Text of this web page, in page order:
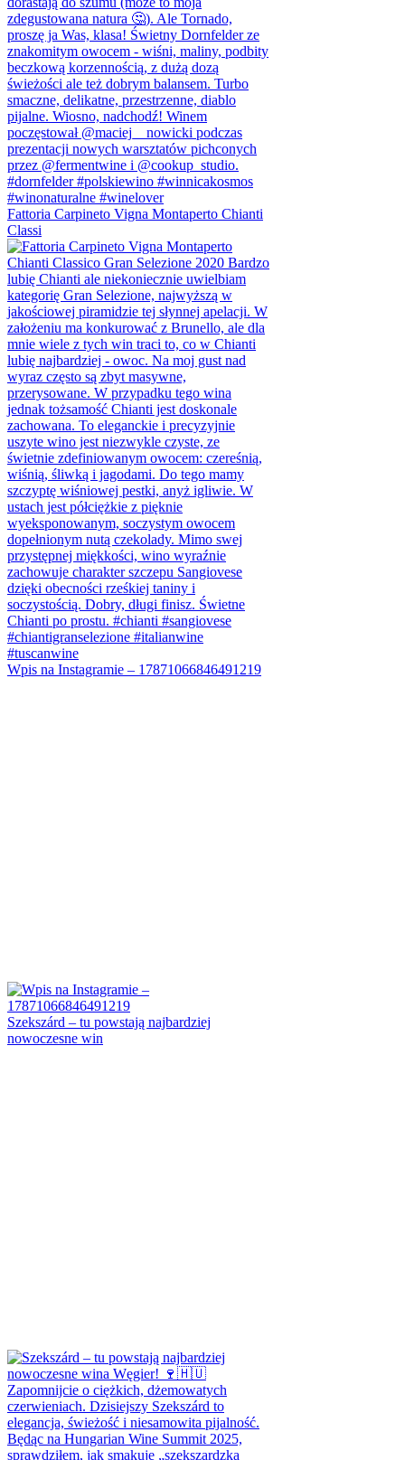
Fattoria Carpineto Vigna Montaperto Chianti
Classi
Wpis na Instagramie – 17871066846491219
Szekszárd – tu powstają najbardziej
nowoczesne win